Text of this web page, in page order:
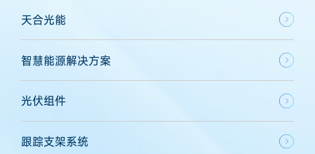
天合光能
智慧能源解决方案
光伏组件
跟踪支架系统